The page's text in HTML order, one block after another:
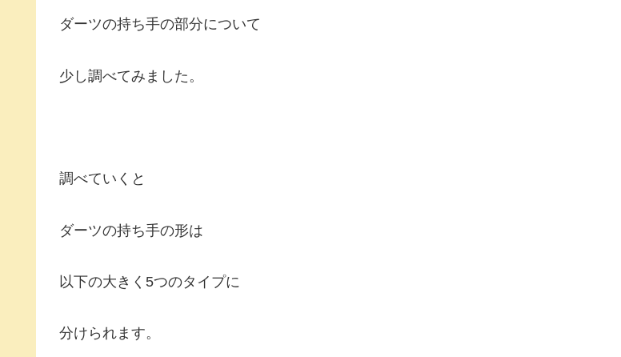
ダーツの持ち手の部分について
少し調べてみました。
調べていくと
ダーツの持ち手の形は
以下の大きく5つのタイプに
分けられます。